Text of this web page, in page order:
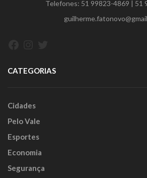
Telefones: 51 99823-4869 | 51
CATEGORIAS
Cidades
Pelo Vale
Esportes
Economia
Segurança